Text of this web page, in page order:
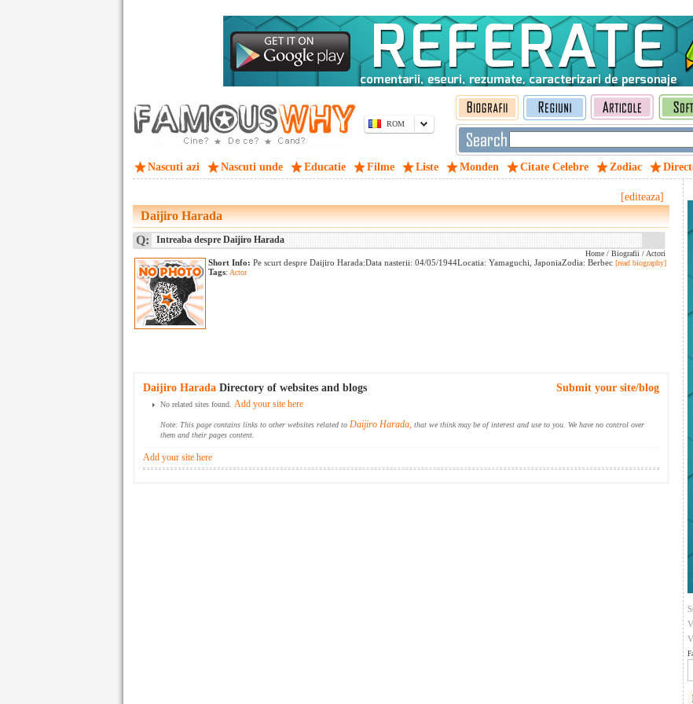
ROM
Nascuti azi Nascuti unde Educatie Filme Liste Monden Citate Celebre Zodiac
[editeaza]
Daijiro Harada
Q: Intreaba despre Daijiro Harada
Home / Biografii / Actori
Short Info: Pe scurt despre Daijiro Harada:Data nasterii: 04/05/1944Locatia: Yamaguchi, JaponiaZodia: Berbec [read biography]
Tags: Actor
Submit your site/blog
Daijiro Harada Directory of websites and blogs
No related sites found. Add your site here
Note: This page contains links to other websites related to Daijiro Harada, that we think may be of interest and use to you. We have no control over
them and their pages content.
Add your site here